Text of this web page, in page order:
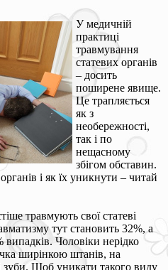
У медичній
практиці
травмування
статевих органів
– досить
поширене явище.
Це трапляється
як з
необережності,
так і по
нещасному
збігом обставин.
і як їх уникнути – читай
травмують свої статеві
тут становить 32%, а
Чоловіки нерідко
ширінкою штанів, на
зуби. Щоб уникати такого виду